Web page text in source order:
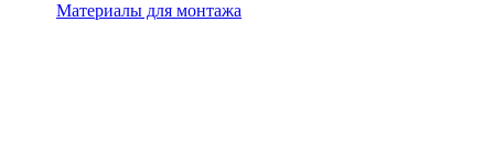
Материалы для монтажа